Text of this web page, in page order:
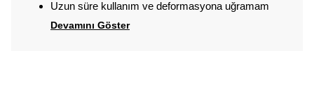
Uzun süre kullanım ve deformasyona uğramam
Devamını Göster